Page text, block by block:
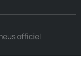
officiel